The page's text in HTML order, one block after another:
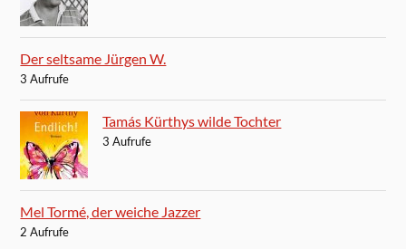
Der seltsame Jürgen W.
3 Aufrufe
Tamás Kürthys wilde Tochter
3 Aufrufe
Mel Tormé, der weiche Jazzer
2 Aufrufe